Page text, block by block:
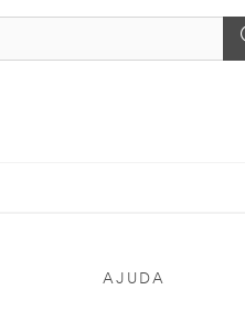
AJUDA